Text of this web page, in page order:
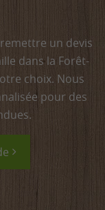
des grands-
comprend le
de
et le dîner
un devis
dans la Forêt-
choix. Nous
pour des